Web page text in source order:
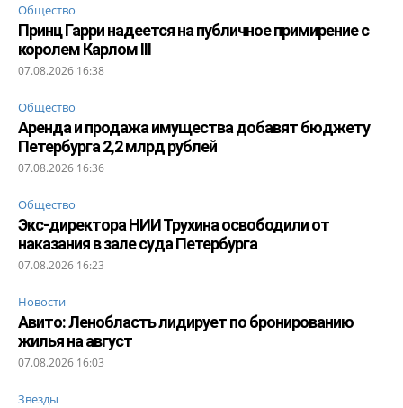
Общество
Принц Гарри надеется на публичное примирение с
королем Карлом III
07.08.2026 16:38
Общество
Аренда и продажа имущества добавят бюджету
Петербурга 2,2 млрд рублей
07.08.2026 16:36
Общество
Экс-директора НИИ Трухина освободили от
наказания в зале суда Петербурга
07.08.2026 16:23
Новости
Авито: Ленобласть лидирует по бронированию
жилья на август
07.08.2026 16:03
Звезды